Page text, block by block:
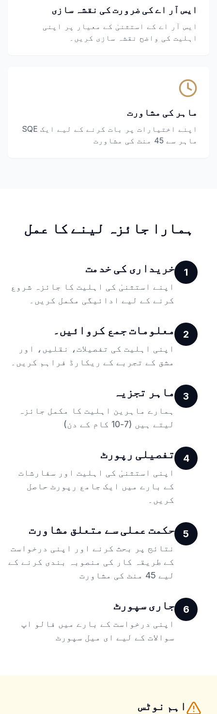
ایس آر اے کی ضرورت کی نقشہ سازی
ایس آر اے کے استثنیٰ کے معیار پر اپنی
اہلیت کی واضح نقشہ سازی کریں۔
ماہر کی مشاورت
اپنے اختیارات پر بات کرنے کے لیے ایک SQE
ماہر سے 45 منٹ کی مشاورت
ہمارا جائزہ لینے کا عمل
1 خریداری کی خدمت
اپنے استثنیٰ کی اہلیت کا جائزہ شروع
کرنے کے لیے ادائیگی مکمل کریں۔
2 معلومات جمع کروائیں۔
اپنی اہلیت کی تفصیلات، نقلیں، اور
مشق کے تجربے کے ریکارڈ فراہم کریں۔
3 ماہر تجزیہ
ہمارے ماہرین اہلیت کا مکمل جائزہ
لیتے ہیں (7-10 کام کے دن)
4 تفصیلی رپورٹ
اپنی استثنیٰ کی اہلیت اور سفارشات
کے بارے میں ایک جامع رپورٹ حاصل
کریں۔
5 حکمت عملی سے متعلق مشاورت
نتائج پر بحث کرنے اور اپنی درخواست
کے طریقہ کار کی منصوبہ بندی کرنے کے
لیے 45 منٹ کی مشاورت
6 جاری سپورٹ
اپنی درخواست کے بارے میں فالو اپ
سوالات کے لیے ای میل سپورٹ
اہم نوٹس